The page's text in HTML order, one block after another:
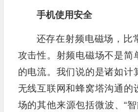
手机使用安全
还存在射频电磁场，比
攻击性。射频电磁场不是简
的电流。我们说的是诸如计
无线互联网和蜂窝塔沟通的
场的其他来源包括微波、“